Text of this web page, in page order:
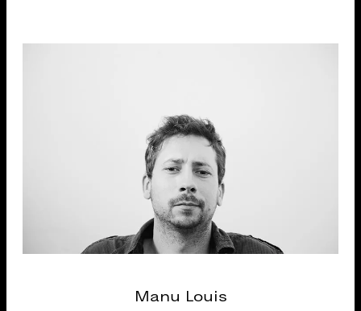
Manu Louis